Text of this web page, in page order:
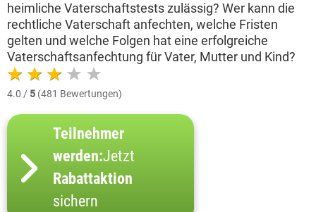
heimliche Vaterschaftstests zulässig? Wer kann die
rechtliche Vaterschaft anfechten, welche Fristen
gelten und welche Folgen hat eine erfolgreiche
Vaterschaftsanfechtung für Vater, Mutter und Kind?
4.0 / 5 (481 Bewertungen)
Teilnehmer
werden:Jetzt
Rabattaktion
sichern